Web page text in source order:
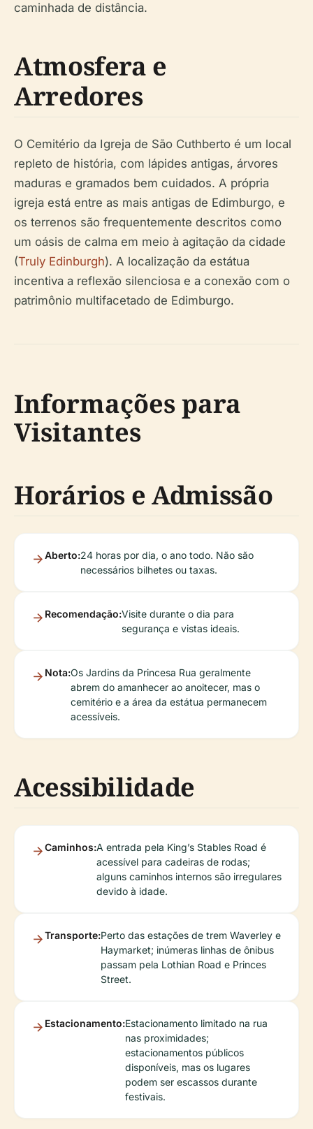
caminhada de distância.
Atmosfera e
Arredores
O Cemitério da Igreja de São Cuthberto é um local
repleto de história, com lápides antigas, árvores
maduras e gramados bem cuidados. A própria
igreja está entre as mais antigas de Edimburgo, e
os terrenos são frequentemente descritos como
um oásis de calma em meio à agitação da cidade
(Truly Edinburgh). A localização da estátua
incentiva a reflexão silenciosa e a conexão com o
patrimônio multifacetado de Edimburgo.
Informações para
Visitantes
Horários e Admissão
Aberto:24 horas por dia, o ano todo. Não são
necessários bilhetes ou taxas.
Recomendação:Visite durante o dia para
segurança e vistas ideais.
Nota:Os Jardins da Princesa Rua geralmente
abrem do amanhecer ao anoitecer, mas o
cemitério e a área da estátua permanecem
acessíveis.
Acessibilidade
Caminhos:A entrada pela King’s Stables Road é
acessível para cadeiras de rodas;
alguns caminhos internos são irregulares
devido à idade.
Transporte:Perto das estações de trem Waverley e
Haymarket; inúmeras linhas de ônibus
passam pela Lothian Road e Princes
Street.
Estacionamento:Estacionamento limitado na rua
nas proximidades;
estacionamentos públicos
disponíveis, mas os lugares
podem ser escassos durante
festivais.